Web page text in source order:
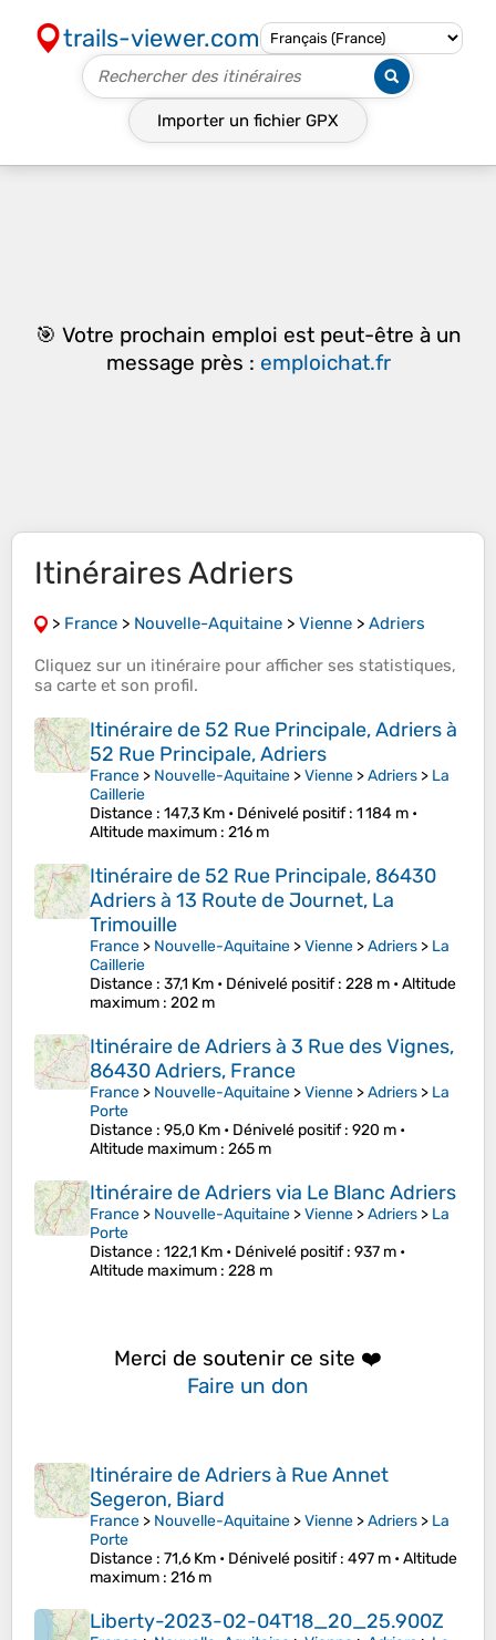
trails-viewer.com
Importer un fichier GPX
🎯 Votre prochain emploi est peut-être à un
message près : emploichat.fr
Itinéraires Adriers
> France > Nouvelle-Aquitaine > Vienne > Adriers
Cliquez sur un itinéraire pour afficher ses statistiques,
sa carte et son profil.
Itinéraire de 52 Rue Principale, Adriers à
52 Rue Principale, Adriers
France > Nouvelle-Aquitaine >Vienne >Adriers > La
Caillerie
Distance : 147,3 Km • Dénivelé positif: 1 184 m •
Altitude maximum : 216 m
Itinéraire de 52 Rue Principale, 86430
Adriers à 13 Route de Journet, La
Trimouille
France > Nouvelle-Aquitaine >Vienne >Adriers > La
Caillerie
Distance : 37,1 Km • Dénivelé positif: 228 m •Altitude
maximum : 202 m
Itinéraire de Adriers à 3 Rue des Vignes,
86430 Adriers, France
France > Nouvelle-Aquitaine >Vienne >Adriers > La
Porte
Distance : 95,0 Km • Dénivelé positif: 920 m •
Altitude maximum : 265 m
Itinéraire de Adriers via Le Blanc Adriers
France > Nouvelle-Aquitaine >Vienne >Adriers > La
Porte
Distance : 122,1 Km • Dénivelé positif: 937 m •
Altitude maximum : 228 m
Merci de soutenir ce site ❤️
Faire un don
Itinéraire de Adriers à Rue Annet
Segeron, Biard
France > Nouvelle-Aquitaine >Vienne >Adriers > La
Porte
Distance : 71,6 Km • Dénivelé positif: 497 m •Altitude
maximum : 216 m
Liberty-2023-02-04T18_20_25.900Z